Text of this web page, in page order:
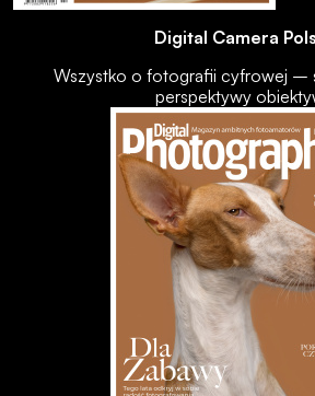
Digital Camera
Wszystko o fotografii cyfrowej –
perspektywy